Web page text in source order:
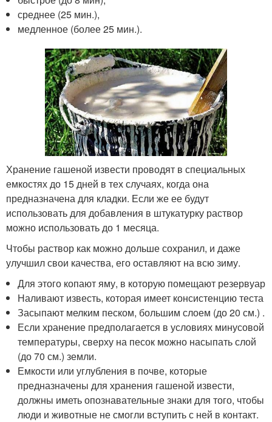
среднее (25 мин.),
медленное (более 25 мин.).
Хранение гашеной извести проводят в специальных
емкостях до 15 дней в тех случаях, когда она
предназначена для кладки. Если же ее будут
использовать для добавления в штукатурку раствор
можно использовать до 1 месяца.
Чтобы раствор как можно дольше сохранил, и даже
улучшил свои качества, его оставляют на всю зиму.
Для этого копают яму, в которую помещают резервуар
Наливают известь, которая имеет консистенцию теста
Засыпают мелким песком, большим слоем (до 20 см.) .
Если хранение предполагается в условиях минусовой
температуры, сверху на песок можно насыпать слой
(до 70 см.) земли.
Емкости или углубления в почве, которые
предназначены для хранения гашеной извести,
должны иметь опознавательные знаки для того, чтобы
люди и животные не смогли вступить с ней в контакт.